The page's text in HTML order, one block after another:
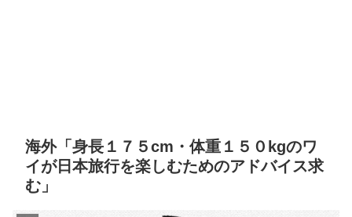
海外「身長１７５cm・体重１５０kgのワ
イが日本旅行を楽しむためのアドバイス求
む」